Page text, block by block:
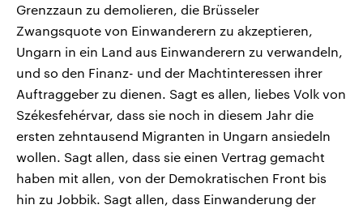
Grenzzaun zu demolieren, die Brüsseler
Zwangsquote von Einwanderern zu akzeptieren,
Ungarn in ein Land aus Einwanderern zu verwandeln,
und so den Finanz- und der Machtinteressen ihrer
Auftraggeber zu dienen. Sagt es allen, liebes Volk von
Székesfehérvar, dass sie noch in diesem Jahr die
ersten zehntausend Migranten in Ungarn ansiedeln
wollen. Sagt allen, dass sie einen Vertrag gemacht
haben mit allen, von der Demokratischen Front bis
hin zu Jobbik. Sagt allen, dass Einwanderung der